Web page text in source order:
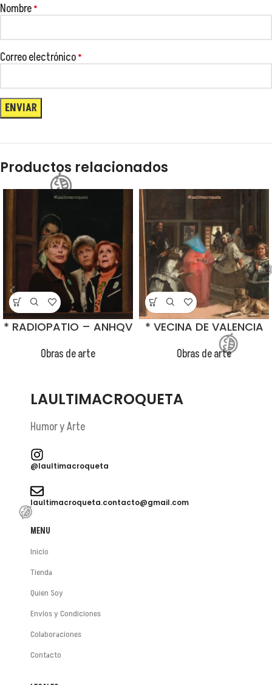
Nombre*
Correo electrónico*
Productos relacionados
* RADIOPATIO – ANHQV
Obras de arte
* VECINA DE VALENCIA
Obras de arte
LAULTIMACROQUETA
Humor y Arte
@laultimacroqueta
laultimacroqueta.contacto@gmail.com
MENU
Inicio
Tienda
Quien Soy
Envíos y Condiciones
Colaboraciones
Contacto
😂
😂
😂
😂